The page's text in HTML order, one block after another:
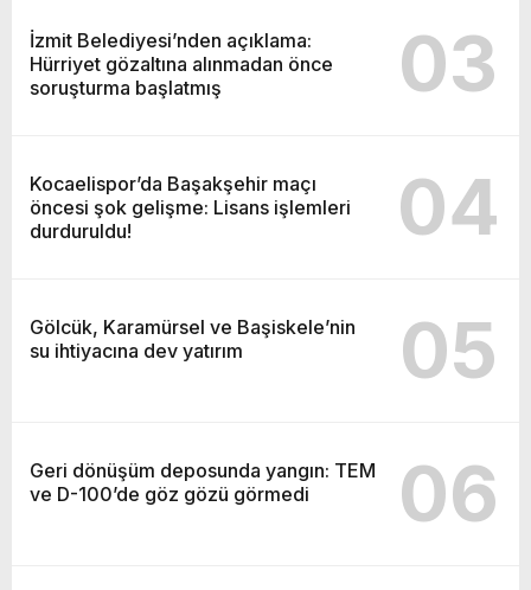
İzmit Belediyesi’nden açıklama:
Hürriyet gözaltına alınmadan önce
soruşturma başlatmış
03
Kocaelispor’da Başakşehir maçı
öncesi şok gelişme: Lisans işlemleri
durduruldu!
04
Gölcük, Karamürsel ve Başiskele’nin
su ihtiyacına dev yatırım
05
Geri dönüşüm deposunda yangın: TEM
ve D-100’de göz gözü görmedi
06